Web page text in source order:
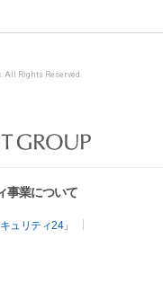
All Rights Reserved.
事業について
ュリティ24」